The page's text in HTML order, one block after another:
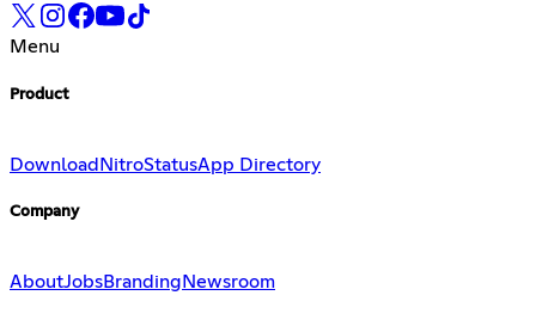
Menu
Product
Download NitroStatusApp Directory
Company
AboutJobsBranding Newsroom